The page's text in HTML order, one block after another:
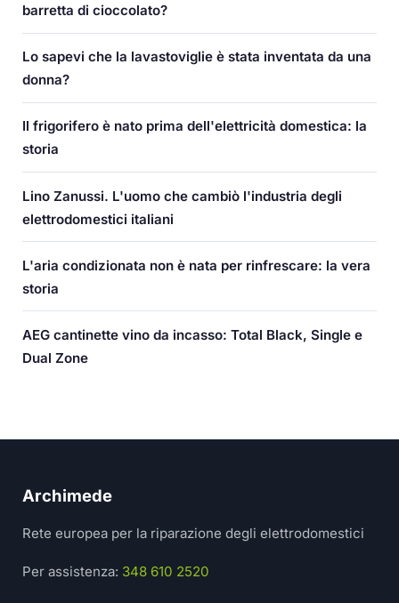
barretta di cioccolato?
Lo sapevi che la lavastoviglie è stata inventata da una
donna?
Il frigorifero è nato prima dell'elettricità domestica: la
storia
Lino Zanussi. L'uomo che cambiò l'industria degli
elettrodomestici italiani
L'aria condizionata non è nata per rinfrescare: la vera
storia
AEG cantinette vino da incasso: Total Black, Single e
Dual Zone
Archimede
Rete europea per la riparazione degli elettrodomestici
Per assistenza: 348 610 2520